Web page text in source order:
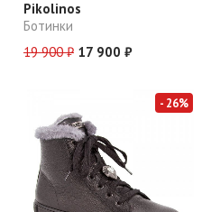
Pikolinos
Ботинки
19 900 ₽ 17 900 ₽
- 26%